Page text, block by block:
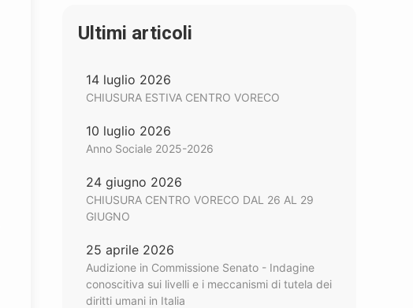
Ultimi articoli
14 luglio 2026
CHIUSURA ESTIVA CENTRO VORECO
10 luglio 2026
Anno Sociale 2025-2026
24 giugno 2026
CHIUSURA CENTRO VORECO DAL 26 AL 29
GIUGNO
25 aprile 2026
Audizione in Commissione Senato - Indagine
conoscitiva sui livelli e i meccanismi di tutela dei
diritti umani in Italia